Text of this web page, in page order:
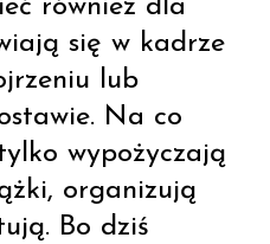
również dla
się w kadrze
lub
Na co
wypożyczają
organizują
Bo dziś